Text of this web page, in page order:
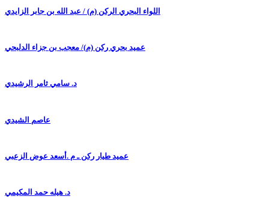
اللواء البحري الركن (م) / عبد الله بن جابر الزايدي
عميد بحري ركن (م)/ معجب بن جزاء الدلبحي
د. سامي ثامر الرشيدي
عاصم الشيدي
عميد طيار ركن ـ م .أسعد عوض الزعبي
د. هيله حمد المكيمي